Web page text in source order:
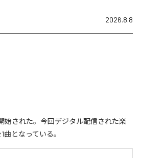
2026.8.8
開始された。今回デジタル配信された楽
曲となっている。